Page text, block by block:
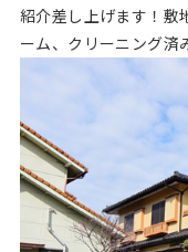
紹介差し上げます！敷
ーム、クリーニング済